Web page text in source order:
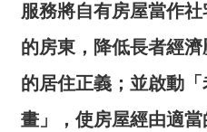
服務將自有房屋當作
的房東，降低長者經
的居住正義；並啟動
畫」，使房屋經由適